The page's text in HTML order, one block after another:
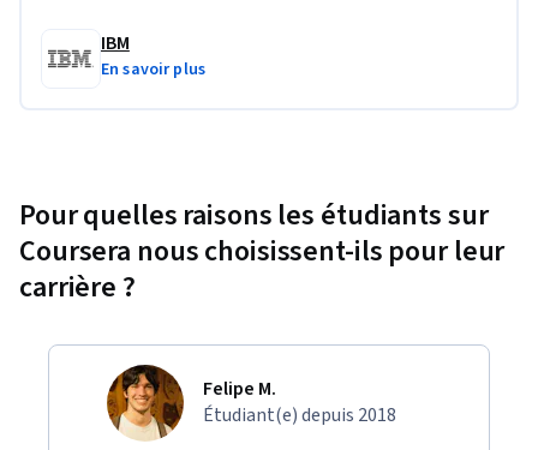
Génération d'images à l'aide de GPT et Stable Diffusion
Génération de code en action
guides
Modèles de base d'IA générative
Explorer IBM watsonx.ai et Hugging Face
IBM
En savoir plus
Pour quelles raisons les étudiants sur
Coursera nous choisissent-ils pour leur
carrière ?
Felipe M.
Étudiant(e) depuis 2018